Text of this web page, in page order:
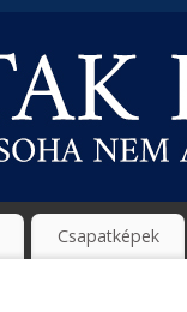
Csapatképek